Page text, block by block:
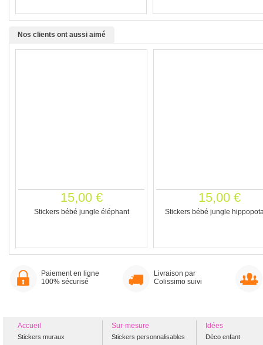
Nos clients ont aussi aimé
15,00 €
Stickers bébé jungle éléphant
15,00 €
Stickers bébé jungle
Paiement en ligne
100% sécurisé
Livraison par
Colissimo suivi
Accueil
Stickers muraux
Sur-mesure
Stickers personnalisables
Idées
Déco enfant